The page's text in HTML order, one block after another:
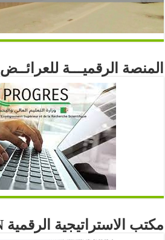
المنصة الرقميـــة للعرائــض
مكتب الاستراتيجية الرقمية BSN